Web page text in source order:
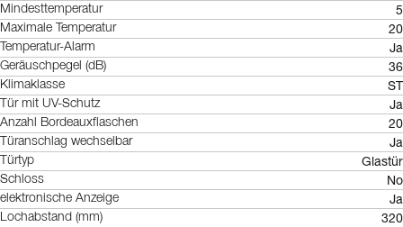
Mindesttemperatur 5
Maximale Temperatur 20
Temperatur-Alarm Ja
Geräuschpegel (dB) 36
Klimaklasse ST
Tür mit UV-Schutz Ja
Anzahl Bordeauxflaschen 20
Türanschlag wechselbar Ja
Türtyp Glastür
Schloss No
elektronische Anzeige Ja
Lochabstand (mm) 320